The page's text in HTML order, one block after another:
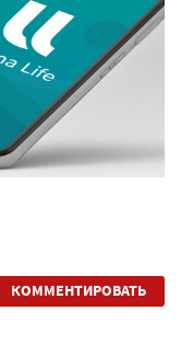
КОММЕНТИРОВАТЬ